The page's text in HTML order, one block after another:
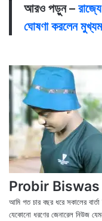
আরও পড়ুন –
ঘোষণা করলেন
Probir Biswas
আমি গত চার বছর ধরে সকালের
যেকোনো ধরণের জেনারেল নিউজ